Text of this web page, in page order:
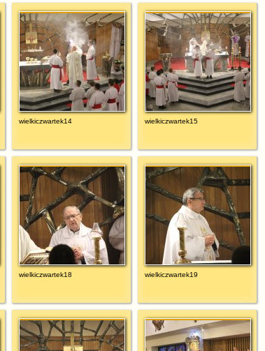
wielkiczwartek14 wielkiczwartek15
wielkiczwartek18 wielkiczwartek19